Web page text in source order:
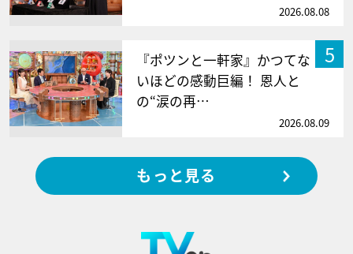
2026.08.08
5
『ポツンと一軒家』かつてな
いほどの感動巨編！ 恩人と
の“涙の再…
2026.08.09
もっと見る